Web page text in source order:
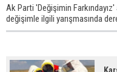
Ak Parti 'Değişimin
değişimle ilgili yarışmasında